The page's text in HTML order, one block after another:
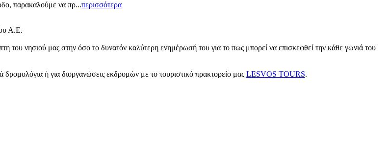
παρακαλούμε να πρ...περισσότερα
Α.Ε.
του νησιού μας στην όσο το δυνατόν καλύτερη ενημέρωσή του για το πως μπορεί να επισκεφθεί την κάθε γωνιά του
δρομολόγια ή για διοργανώσεις εκδρομών με το τουριστικό πρακτορείο μας LESVOS TOURS.